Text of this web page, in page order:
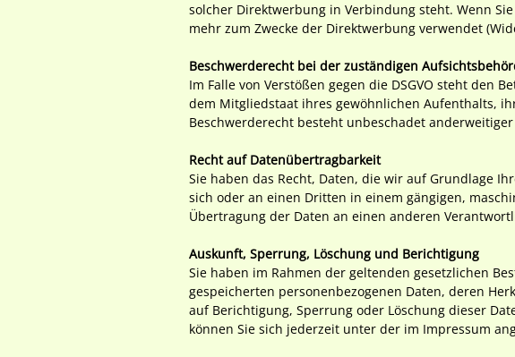
solcher Direktwerbung in Verbindung steht. Wenn
mehr zum Zwecke der Direktwerbung verwendet
Beschwerderecht bei der zuständigen
Im Falle von Verstößen gegen die DSGVO steht den
dem Mitgliedstaat ihres gewöhnlichen Aufenthalts,
Beschwerderecht besteht unbeschadet
Recht auf Datenübertragbarkeit
Sie haben das Recht, Daten, die wir auf Grundlage
sich oder an einen Dritten in einem gängigen,
Übertragung der Daten an einen anderen
Auskunft, Sperrung, Löschung und Berichtigung
Sie haben im Rahmen der geltenden gesetzlichen
gespeicherten personenbezogenen Daten, deren
auf Berichtigung, Sperrung oder Löschung dieser
können Sie sich jederzeit unter der im Impressum